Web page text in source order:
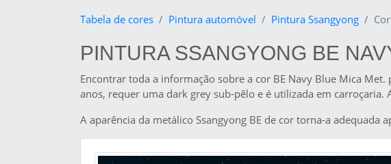
Tabela de cores Pintura automóvel Pintura Ssangyong
PINTURA SSANGYONG BE
Encontrar toda a informação sobre a cor BE Navy Blue Mica
anos, requer uma dark grey sub-pêlo e é utilizada em carroçaria.
A aparência da metálico Ssangyong BE de cor torna-a adequada